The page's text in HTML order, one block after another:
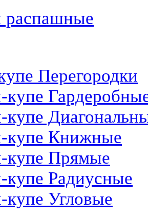
Перегородки
Книжные
Прямые
Радиусные
Угловые